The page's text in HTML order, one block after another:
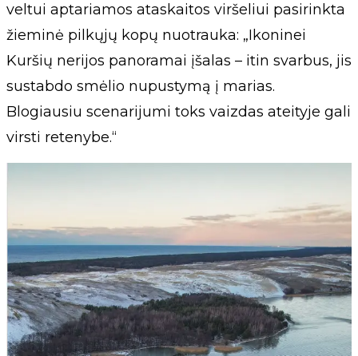
veltui aptariamos ataskaitos viršeliui pasirinkta
žieminė pilkųjų kopų nuotrauka: „Ikoninei
Kuršių nerijos panoramai įšalas – itin svarbus, jis
sustabdo smėlio nupustymą į marias.
Blogiausiu scenarijumi toks vaizdas ateityje gali
virsti retenybe.“